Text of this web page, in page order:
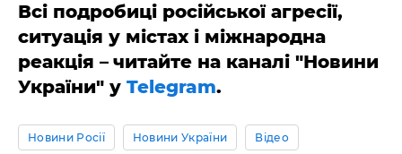
Всі подробиці російської агресії,
ситуація у містах і міжнародна
реакція – читайте на каналі "Новини
України" у Telegram.
Новини Росії Новини України Відео